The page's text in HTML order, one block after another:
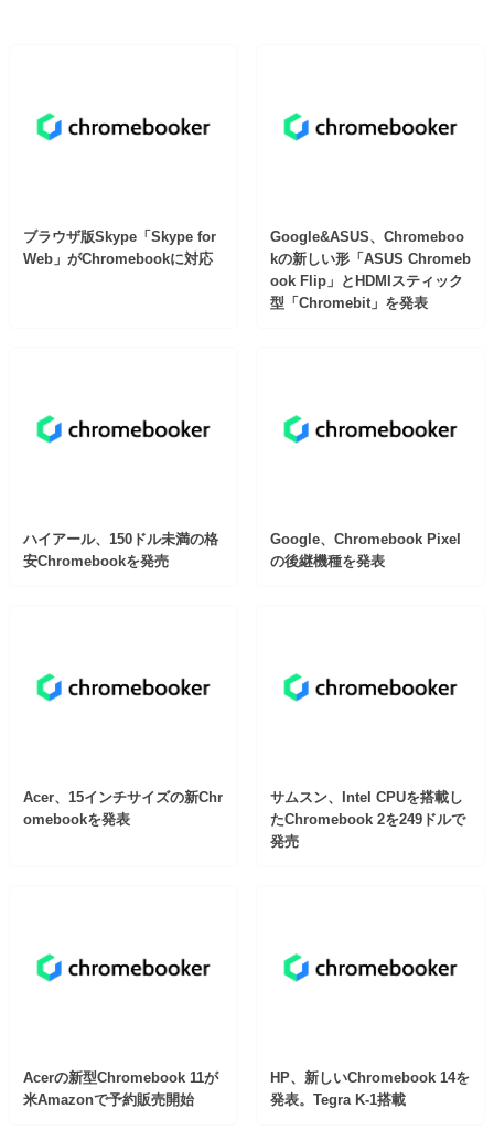
ブラウザ版Skype「Skype for
Web」がChromebookに対応
Google&ASUS、Chromeboo
kの新しい形「ASUS Chromeb
ook Flip」とHDMIスティック
型「Chromebit」を発表
ハイアール、150ドル未満の格
安Chromebookを発売
Google、Chromebook Pixel
の後継機種を発表
Acer、15インチサイズの新Chr
omebookを発表
サムスン、Intel CPUを搭載し
たChromebook 2を249ドルで
発売
Acerの新型Chromebook 11が
米Amazonで予約販売開始
HP、新しいChromebook 14を
発表。Tegra K-1搭載